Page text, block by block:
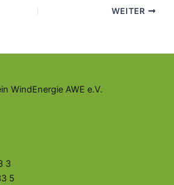
WEITER
WindEnergie AWE e.V.
3
5